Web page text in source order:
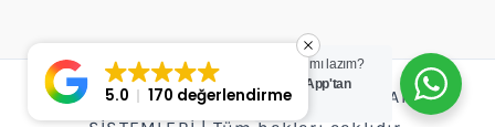
Copyright © 2026 Değişim Kombi - FAN ISI
Yardım mı lazım?
WhatsApp'tan
yazın.
5.0 170 değerlendirme